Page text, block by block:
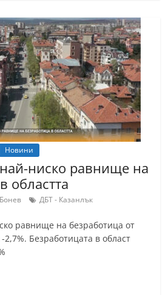
Новини
ниско равнище на
областта
ДБТ - Казанлък
равнище на безработица от
2,7%. Безработицата в област